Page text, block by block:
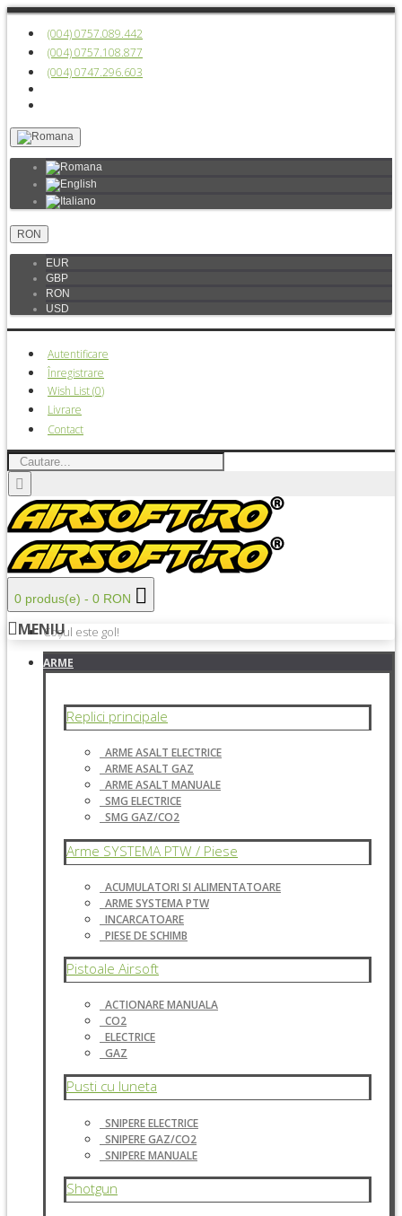
(004) 0757.089.442
(004) 0757.108.877
(004) 0747.296.603
RON
EUR
GBP
RON
USD
Autentificare
Înregistrare
Wish List (0)
Livrare
Contact
0 produs(e) - 0 RON
Coșul este gol!
MENIU
ARME
Replici principale
ARME ASALT ELECTRICE
ARME ASALT GAZ
ARME ASALT MANUALE
SMG ELECTRICE
SMG GAZ/CO2
Arme SYSTEMA PTW / Piese
ACUMULATORI SI ALIMENTATOARE
ARME SYSTEMA PTW
INCARCATOARE
PIESE DE SCHIMB
Pistoale Airsoft
ACTIONARE MANUALA
CO2
ELECTRICE
GAZ
Pusti cu luneta
SNIPERE ELECTRICE
SNIPERE GAZ/CO2
SNIPERE MANUALE
Shotgun